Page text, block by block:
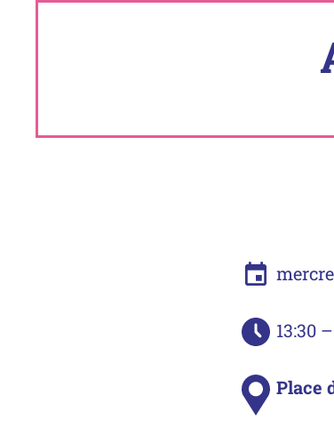
Date
Heure
13:30
Lieu :
Place